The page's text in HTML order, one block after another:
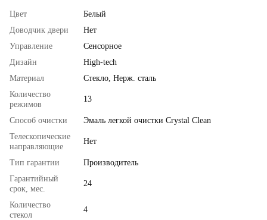
Цвет
Белый
Доводчик двери
Нет
Управление
Сенсорное
Дизайн
High-tech
Материал
Стекло, Нерж. сталь
Количество
режимов
13
Способ очистки
Эмаль легкой очистки Crystal Clean
Телескопические
направляющие
Нет
Тип гарантии
Производитель
Гарантийный
срок, мес.
24
Количество
стекол
4